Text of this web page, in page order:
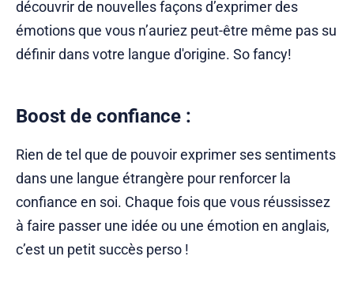
découvrir de nouvelles façons d’exprimer des
émotions que vous n’auriez peut-être même pas su
définir dans votre langue d'origine. So fancy!
Boost de confiance :
Rien de tel que de pouvoir exprimer ses sentiments
dans une langue étrangère pour renforcer la
confiance en soi. Chaque fois que vous réussissez
à faire passer une idée ou une émotion en anglais,
c’est un petit succès perso !